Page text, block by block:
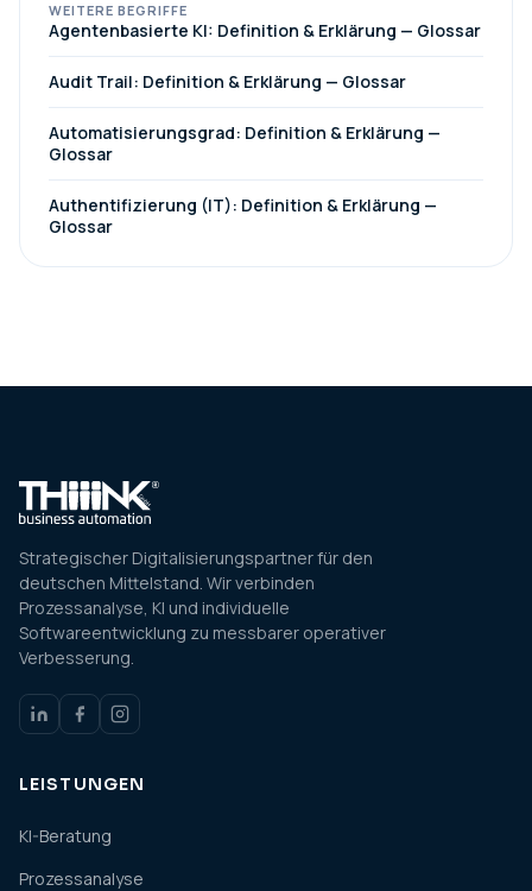
WEITERE BEGRIFFE
Agentenbasierte KI: Definition & Erklärung — Glossar
Audit Trail: Definition & Erklärung — Glossar
Automatisierungsgrad: Definition & Erklärung —
Glossar
Authentifizierung (IT): Definition & Erklärung —
Glossar
Strategischer Digitalisierungspartner für den
deutschen Mittelstand. Wir verbinden
Prozessanalyse, KI und individuelle
Softwareentwicklung zu messbarer operativer
Verbesserung.
LEISTUNGEN
KI-Beratung
Prozessanalyse